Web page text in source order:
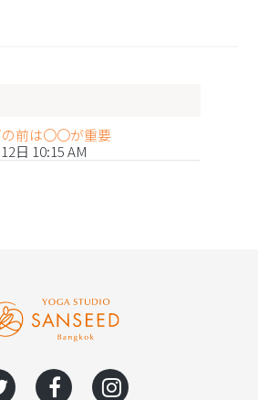
前は〇〇が重要
日 10:15 AM